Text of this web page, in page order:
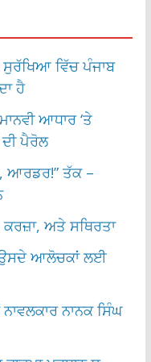
ਸੁਰੱਖਿਆ ਵਿੱਚ ਪੰਜਾਬ
ਹੈ
ਆਧਾਰ ‘ਤੇ
ਪੈਰੋਲ
ਆਰਡਰ!” ਤੱਕ –
ਕਰਜ਼ਾ, ਅਤੇ ਸਥਿਰਤਾ
ਉਸਦੇ ਆਲੋਚਕਾਂ ਲਈ
ਨਾਨਕ ਸਿੰਘ